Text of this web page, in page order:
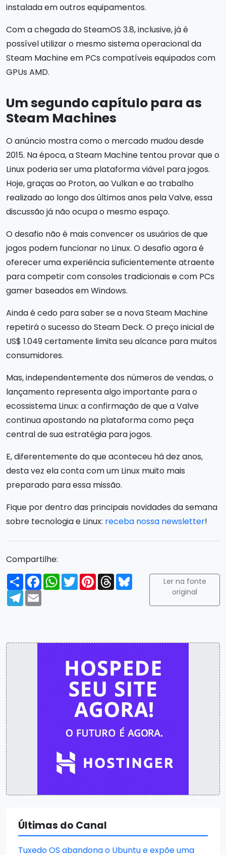
instalada em outros equipamentos.
Com a chegada do SteamOS 3.8, inclusive, já é
possível utilizar o mesmo sistema operacional da
Steam Machine em PCs compatíveis equipados com
GPUs AMD.
Um segundo capítulo para as
Steam Machines
O anúncio mostra como o mercado mudou desde
2015. Na época, a Steam Machine tentou provar que o
Linux poderia ser uma plataforma viável para jogos.
Hoje, graças ao Proton, ao Vulkan e ao trabalho
realizado ao longo dos últimos anos pela Valve, essa
discussão já não ocupa o mesmo espaço.
O desafio não é mais convencer os usuários de que
jogos podem funcionar no Linux. O desafio agora é
oferecer uma experiência suficientemente atraente
para competir com consoles tradicionais e com PCs
gamer baseados em Windows.
Ainda é cedo para saber se a nova Steam Machine
repetirá o sucesso do Steam Deck. O preço inicial de
US$ 1.049 certamente limita seu alcance para muitos
consumidores.
Mas, independentemente dos números de vendas, o
lançamento representa algo importante para o
ecossistema Linux: a confirmação de que a Valve
continua apostando na plataforma como peça
central de sua estratégia para jogos.
E, diferentemente do que aconteceu há dez anos,
desta vez ela conta com um Linux muito mais
preparado para essa missão.
Fique por dentro das principais novidades da semana
sobre tecnologia e Linux: receba nossa newsletter!
Compartilhe:
Compartilhar
FacebookWhatsApp
TwitterPinterest
ThreadsBluesky
Telegram
Email
Ler na fonte
original
Últimas do Canal
Tuxedo OS abandona o Ubuntu e expõe uma